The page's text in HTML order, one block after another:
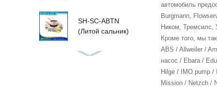
SH-SC-ABTN
(Литой сальник)
автомобиль
Burgmann,
Ником, Тремсилс,
Кроме того, мы
ABS / Allweiler /
насос / Ebara /
Hilge / IMO pump
Mission / Netzch /